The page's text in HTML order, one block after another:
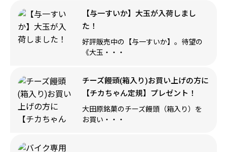
【与一すいか】大玉が入荷しまし
た！
好評販売中の【与一すいか】。待望の
《大玉・・・
チーズ饅頭(箱入り)お買い上げの方に
【チカちゃん定規】プレゼント！
大田原銘菓のチーズ饅頭（箱入り）を
お買い・・・